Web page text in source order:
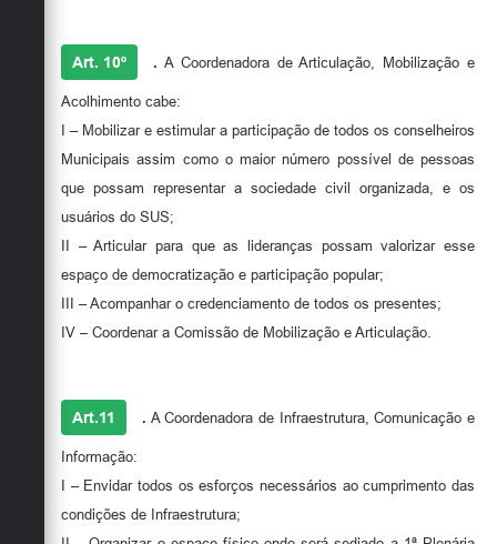
Art. 10º . A Coordenadora de Articulação, Mobilização e
Acolhimento cabe:
I – Mobilizar e estimular a participação de todos os conselheiros
Municipais assim como o maior número possível de pessoas
que possam representar a sociedade civil organizada, e os
usuários do SUS;
II – Articular para que as lideranças possam valorizar esse
espaço de democratização e participação popular;
III – Acompanhar o credenciamento de todos os presentes;
IV – Coordenar a Comissão de Mobilização e Articulação.
Art.11 . A Coordenadora de Infraestrutura, Comunicação e
Informação:
I – Envidar todos os esforços necessários ao cumprimento das
condições de Infraestrutura;